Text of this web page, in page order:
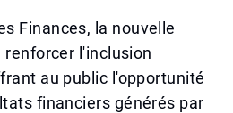
Finances, la nouvelle
l'inclusion
au public l'opportunité
financiers générés par